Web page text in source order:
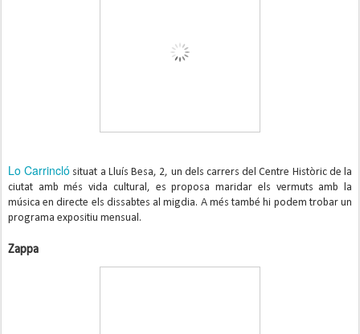
Lo Carrincló situat a Lluís Besa, 2, un dels carrers del Centre Històric de la
ciutat amb més vida cultural, es proposa maridar els vermuts amb la
música en directe els dissabtes al migdia. A més també hi podem trobar un
programa expositiu mensual.
Zappa